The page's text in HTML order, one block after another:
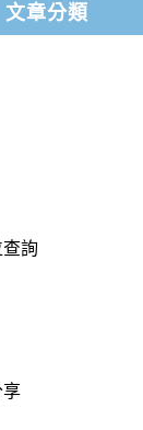
文章分類
詢